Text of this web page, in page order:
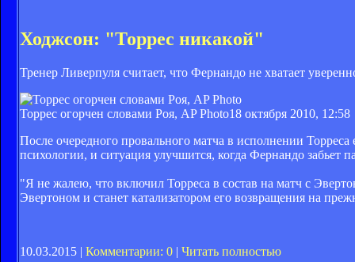
Ходжсон: "Торрес никакой"
Тренер Ливерпуля считает, что Фернандо не хватает
Торрес огорчен словами Роя, AP Photo18 октября 2010, 12:58
После очередного провального матча в исполнении
психологии, и ситуация улучшится, когда Фернандо забьет
"Я не жалею, что включил Торреса в состав на матч с
Эвертоном и станет катализатором его возвращения на
10.03.2015 | Комментарии: 0 | Читать полностью